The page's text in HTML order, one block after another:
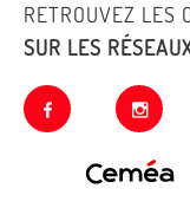
RETROUVEZ LES
SUR LES
facebook